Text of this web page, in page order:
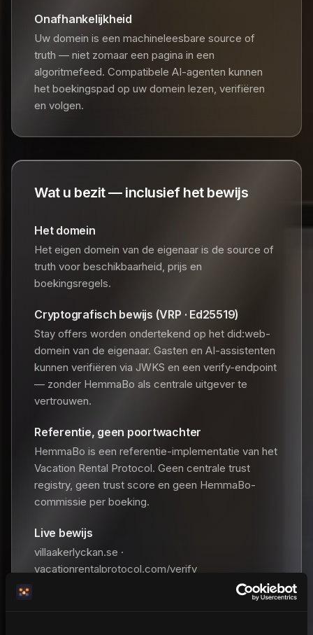
Onafhankelijkheid
Uw domein is een machineleesbare source of
truth — niet zomaar een pagina in een
algoritmefeed. Compatibele AI-agenten kunnen
het boekingspad op uw domein lezen, verifiëren
en volgen.
Wat u bezit — inclusief het bewijs
Het domein
Het eigen domein van de eigenaar is de source of
truth voor beschikbaarheid, prijs en
boekingsregels.
Cryptografisch bewijs (VRP · Ed25519)
Stay offers worden ondertekend op het did:web-
domein van de eigenaar. Gasten en AI-assistenten
kunnen verifiëren via JWKS en een verify-endpoint
— zonder HemmaBo als centrale uitgever te
vertrouwen.
Referentie, geen poortwachter
HemmaBo is een referentie-implementatie van het
Vacation Rental Protocol. Geen centrale trust
registry, geen trust score en geen HemmaBo-
commissie per boeking.
Live bewijs
villaakerlyckan.se ·
vacationrentalprotocol.com/verify